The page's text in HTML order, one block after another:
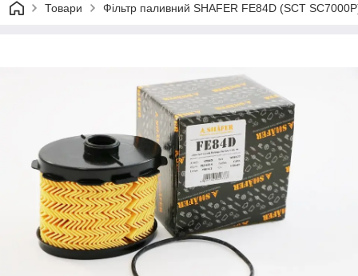
Товари Фільтр паливний SHAFER FE84D (SCT